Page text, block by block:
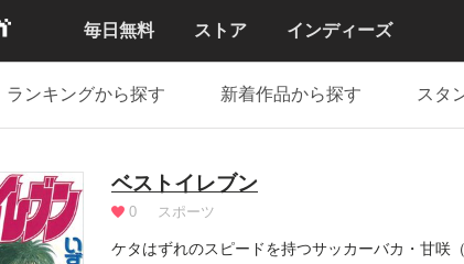
毎日無料 ストア インディーズ
ランキングから探す 新着作品から探す スタ
ベストイレブン
0 スポーツ
ケタはずれのスピードを持つサッカーバカ・甘咲